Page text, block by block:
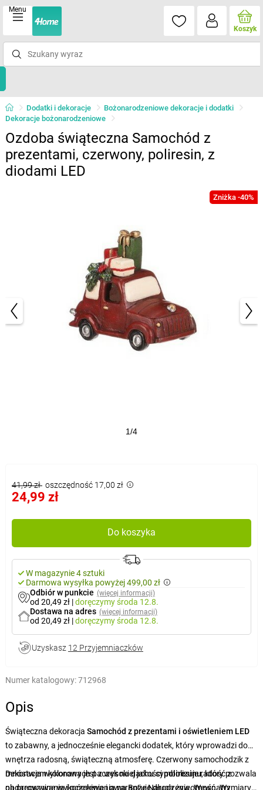
Menu
Koszyk
Dodatki i dekoracje
Bożonarodzeniowe dekoracje i dodatki
Dekoracje bożonarodzeniowe
Ozdoba świąteczna Samochód z
prezentami, czerwony, poliresin, z
diodami LED
Zniżka -40%
1/4
41,99 zł oszczędność 17,00 zł
24,99 zł
Do koszyka
W magazynie 4 sztuki
Darmowa wysyłka powyżej 499,00 zł
Odbiór w punkcie (więcej informacji)
od 20,49 zł |doręczymyśroda 12.8.
Dostawa na adres (więcej informacji)
od 20,49 zł |doręczymyśroda 12.8.
Uzyskasz 12 Przyjemniaczków
Numer katalogowy:712968
Opis
Świąteczna dekoracja Samochód z prezentami i oświetleniem LED
to zabawny, a jednocześnie elegancki dodatek, który wprowadzi do
wnętrza radosną, świąteczną atmosferę. Czerwony samochodzik z
mnóstwem kolorowych paczek na dachu symbolizuje radość z
obdarowywania i oczekiwania na Boże Narodzenie. Wewnątrz
Dekoracja wykonana jest z wysokiej jakościpoliresinu, który pozwala
na precyzyjne wykończenie i gwarantuje długą żywotność. Wymiary 9